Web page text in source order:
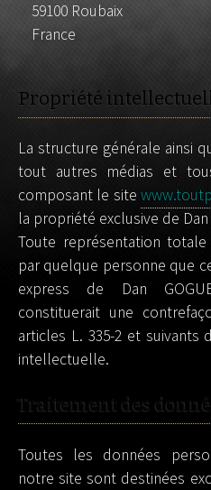
59100 Roubaix
France
Propriété
La structure générale ainsi
tout autres médias et
composant le site
la propriété exclusive de Dan
Toute représentation
par quelque personne que
express de Dan
constituerait une
articles L. 335-2 et
intellectuelle.
Traitement des
Toutes les données
notre site sont destinées